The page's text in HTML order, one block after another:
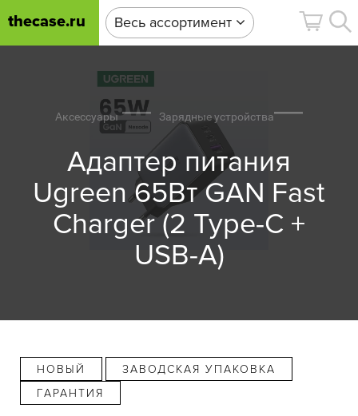
thecase.ru Весь ассортимент
Аксессуары Зарядные устройства
Адаптер питания
Ugreen 65Вт GAN Fast
Charger (2 Type-C +
USB-A)
НОВЫЙ
ЗАВОДСКАЯ УПАКОВКА
ГАРАНТИЯ